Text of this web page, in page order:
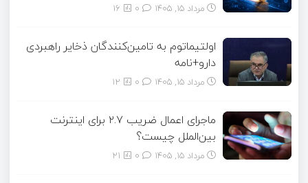
مرداد ۱۵, ۱۴۰۵ 16
اولتیماتوم به تامین‌کنندگان ذخایر راهبردی
دارو+نامه
مرداد ۱۵, ۱۴۰۵ 12
ماجرای اعمال ضریب ۲.۷ برای اینترنت
بین‌الملل چیست؟
مرداد ۱۵, ۱۴۰۵ 21